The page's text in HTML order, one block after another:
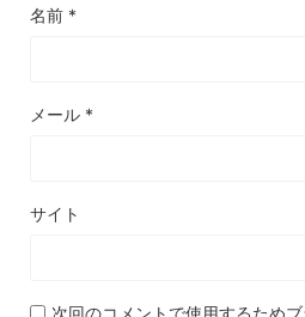
名前 *
メール *
サイト
次回のコメントで使用するため